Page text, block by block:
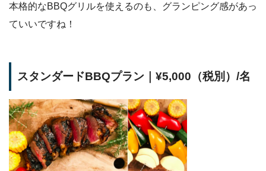
本格的なBBQグリルを使えるのも、グランピング感があっ
ていいですね！
スタンダードBBQプラン｜¥5,000（税別）/名